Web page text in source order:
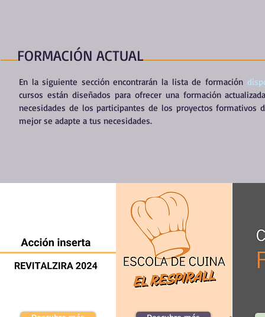
FORMACIÓN ACTUAL
En la siguiente sección encontrarán la lista de formación
cursos están diseñados para ofrecer una formación
necesidades de los participantes de los proyectos formativos
mejor se adapte a tus necesidades.